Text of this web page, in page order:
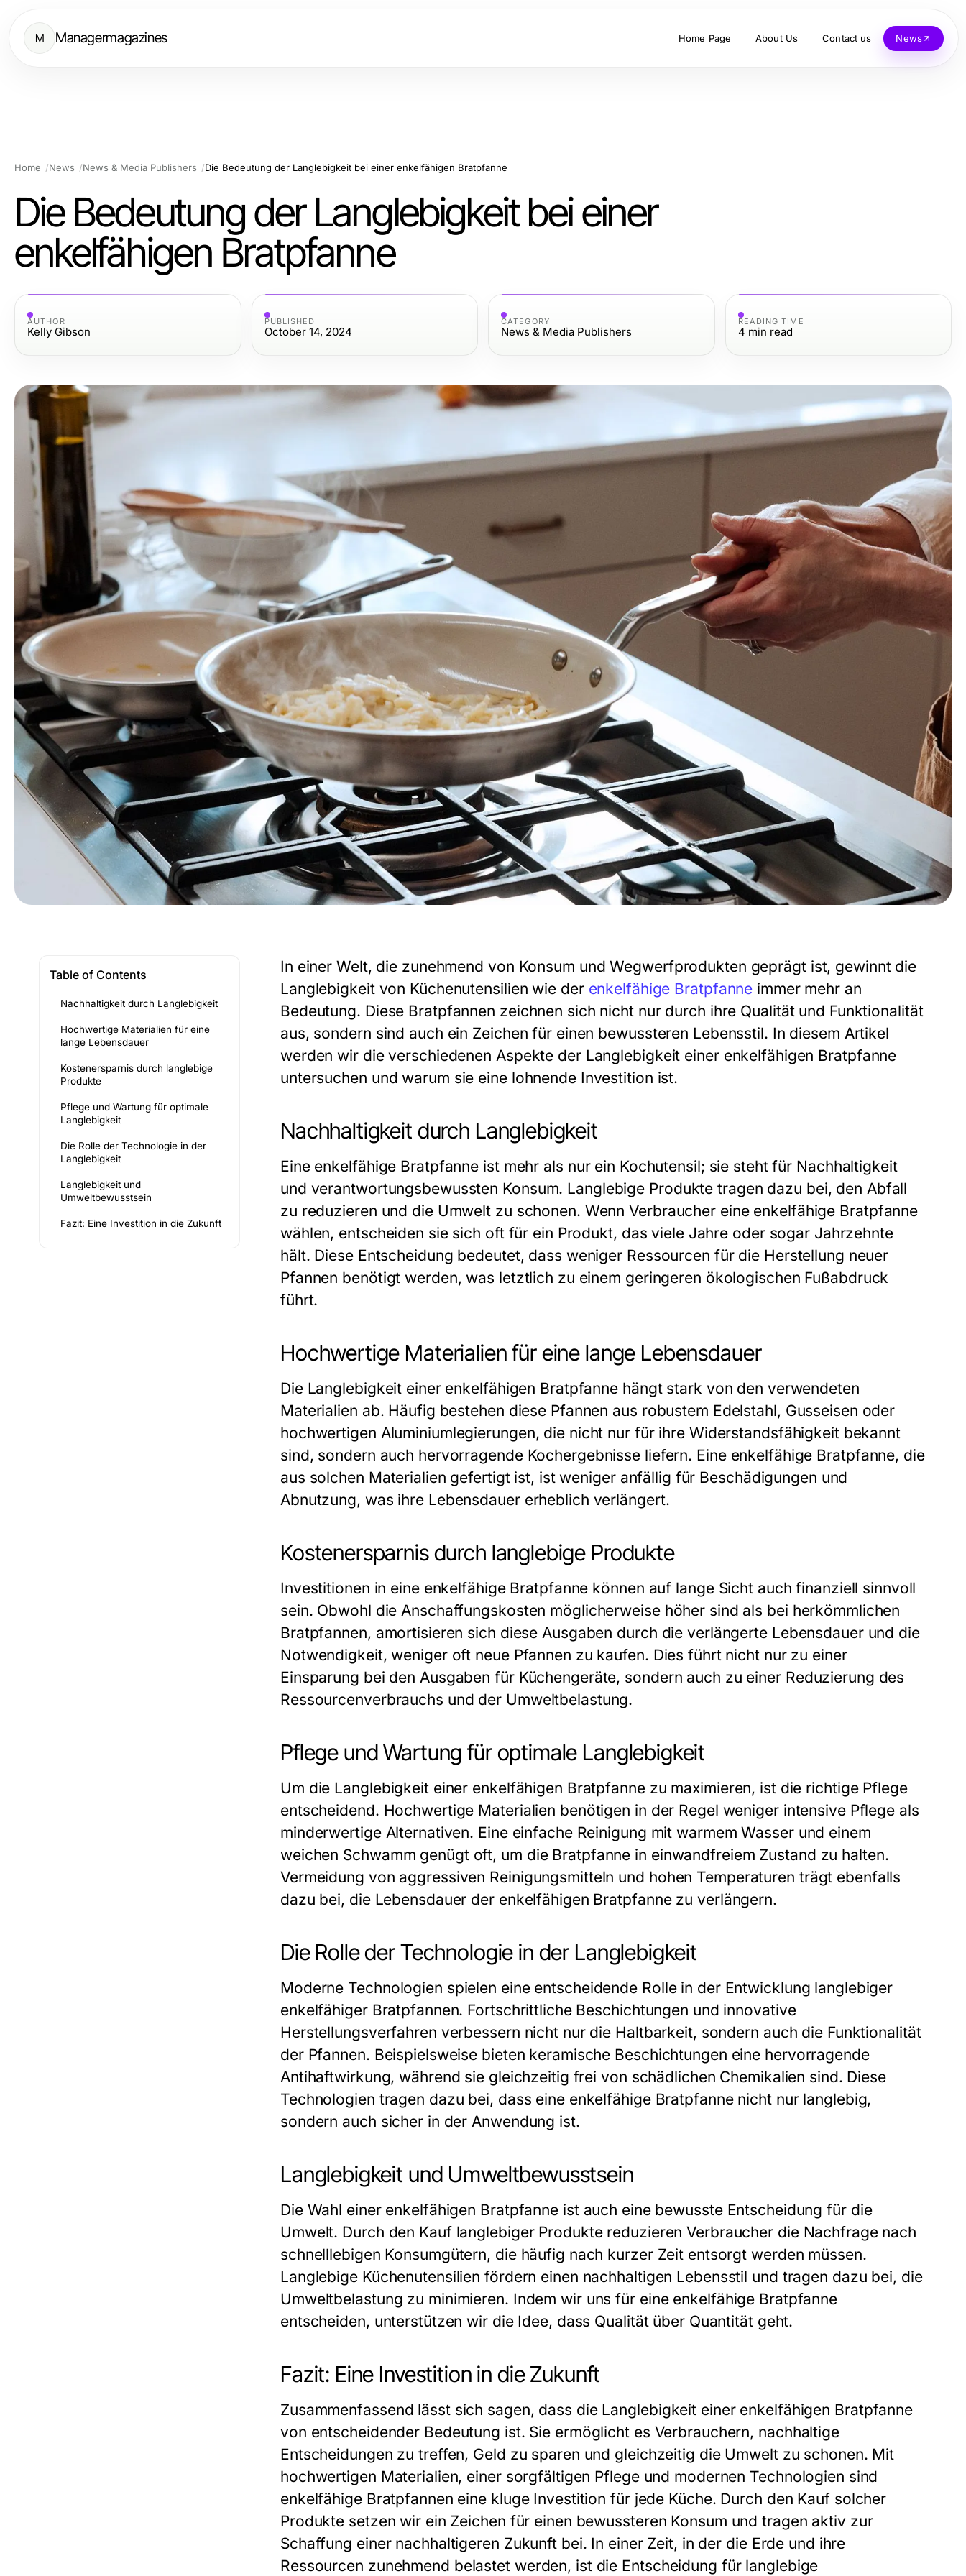
M Managermagazines Home Page About Us Contact us News
Home News News & Media Publishers Die Bedeutung der Langlebigkeit bei einer enkelfähigen Bratpfanne
Die Bedeutung der Langlebigkeit bei einer
enkelfähigen Bratpfanne
AUTHOR
Kelly Gibson
PUBLISHED
October 14, 2024
CATEGORY
News & Media Publishers
READING TIME
4 min read
Table of Contents
Nachhaltigkeit durch Langlebigkeit
Hochwertige Materialien für eine
lange Lebensdauer
Kostenersparnis durch langlebige
Produkte
Pflege und Wartung für optimale
Langlebigkeit
Die Rolle der Technologie in der
Langlebigkeit
Langlebigkeit und
Umweltbewusstsein
Fazit: Eine Investition in die Zukunft
In einer Welt, die zunehmend von Konsum und Wegwerfprodukten geprägt ist, gewinnt die
Langlebigkeit von Küchenutensilien wie der enkelfähige Bratpfanne immer mehr an
Bedeutung. Diese Bratpfannen zeichnen sich nicht nur durch ihre Qualität und Funktionalität
aus, sondern sind auch ein Zeichen für einen bewussteren Lebensstil. In diesem Artikel
werden wir die verschiedenen Aspekte der Langlebigkeit einer enkelfähigen Bratpfanne
untersuchen und warum sie eine lohnende Investition ist.
Nachhaltigkeit durch Langlebigkeit
Eine enkelfähige Bratpfanne ist mehr als nur ein Kochutensil; sie steht für Nachhaltigkeit
und verantwortungsbewussten Konsum. Langlebige Produkte tragen dazu bei, den Abfall
zu reduzieren und die Umwelt zu schonen. Wenn Verbraucher eine enkelfähige Bratpfanne
wählen, entscheiden sie sich oft für ein Produkt, das viele Jahre oder sogar Jahrzehnte
hält. Diese Entscheidung bedeutet, dass weniger Ressourcen für die Herstellung neuer
Pfannen benötigt werden, was letztlich zu einem geringeren ökologischen Fußabdruck
führt.
Hochwertige Materialien für eine lange Lebensdauer
Die Langlebigkeit einer enkelfähigen Bratpfanne hängt stark von den verwendeten
Materialien ab. Häufig bestehen diese Pfannen aus robustem Edelstahl, Gusseisen oder
hochwertigen Aluminiumlegierungen, die nicht nur für ihre Widerstandsfähigkeit bekannt
sind, sondern auch hervorragende Kochergebnisse liefern. Eine enkelfähige Bratpfanne, die
aus solchen Materialien gefertigt ist, ist weniger anfällig für Beschädigungen und
Abnutzung, was ihre Lebensdauer erheblich verlängert.
Kostenersparnis durch langlebige Produkte
Investitionen in eine enkelfähige Bratpfanne können auf lange Sicht auch finanziell sinnvoll
sein. Obwohl die Anschaffungskosten möglicherweise höher sind als bei herkömmlichen
Bratpfannen, amortisieren sich diese Ausgaben durch die verlängerte Lebensdauer und die
Notwendigkeit, weniger oft neue Pfannen zu kaufen. Dies führt nicht nur zu einer
Einsparung bei den Ausgaben für Küchengeräte, sondern auch zu einer Reduzierung des
Ressourcenverbrauchs und der Umweltbelastung.
Pflege und Wartung für optimale Langlebigkeit
Um die Langlebigkeit einer enkelfähigen Bratpfannezu maximieren, ist die richtige Pflege
entscheidend. Hochwertige Materialien benötigen in der Regel weniger intensive Pflege als
minderwertige Alternativen. Eine einfache Reinigung mit warmem Wasser und einem
weichen Schwamm genügt oft, um die Bratpfanne in einwandfreiem Zustand zu halten.
Vermeidung von aggressiven Reinigungsmitteln und hohen Temperaturen trägt ebenfalls
dazu bei, die Lebensdauer der enkelfähigen Bratpfannezu verlängern.
Die Rolle der Technologie in der Langlebigkeit
Moderne Technologien spielen eine entscheidende Rolle in der Entwicklung langlebiger
enkelfähiger Bratpfannen. Fortschrittliche Beschichtungen und innovative
Herstellungsverfahren verbessern nicht nur die Haltbarkeit, sondern auch die Funktionalität
der Pfannen. Beispielsweise bieten keramische Beschichtungen eine hervorragende
Antihaftwirkung, während sie gleichzeitig frei von schädlichen Chemikalien sind. Diese
Technologien tragen dazu bei, dass eine enkelfähige Bratpfannenicht nur langlebig,
sondern auch sicher in der Anwendung ist.
Langlebigkeit und Umweltbewusstsein
Die Wahl einer enkelfähigen Bratpfanne ist auch eine bewusste Entscheidung für die
Umwelt. Durch den Kauf langlebiger Produkte reduzieren Verbraucher die Nachfrage nach
schnelllebigen Konsumgütern, die häufig nach kurzer Zeit entsorgt werden müssen.
Langlebige Küchenutensilien fördern einen nachhaltigen Lebensstil und tragen dazu bei, die
Umweltbelastung zu minimieren. Indem wir uns für eine enkelfähige Bratpfanne
entscheiden, unterstützen wir die Idee, dass Qualität über Quantität geht.
Fazit: Eine Investition in die Zukunft
Zusammenfassend lässt sich sagen, dass die Langlebigkeit einer enkelfähigen Bratpfanne
von entscheidender Bedeutung ist. Sie ermöglicht es Verbrauchern, nachhaltige
Entscheidungen zu treffen, Geld zu sparen und gleichzeitig die Umwelt zu schonen. Mit
hochwertigen Materialien, einer sorgfältigen Pflege und modernen Technologien sind
enkelfähige Bratpfannen eine kluge Investition für jede Küche. Durch den Kauf solcher
Produkte setzen wir ein Zeichen für einen bewussteren Konsum und tragen aktiv zur
Schaffung einer nachhaltigeren Zukunft bei. In einer Zeit, in der die Erde und ihre
Ressourcen zunehmend belastet werden, ist die Entscheidung für langlebige